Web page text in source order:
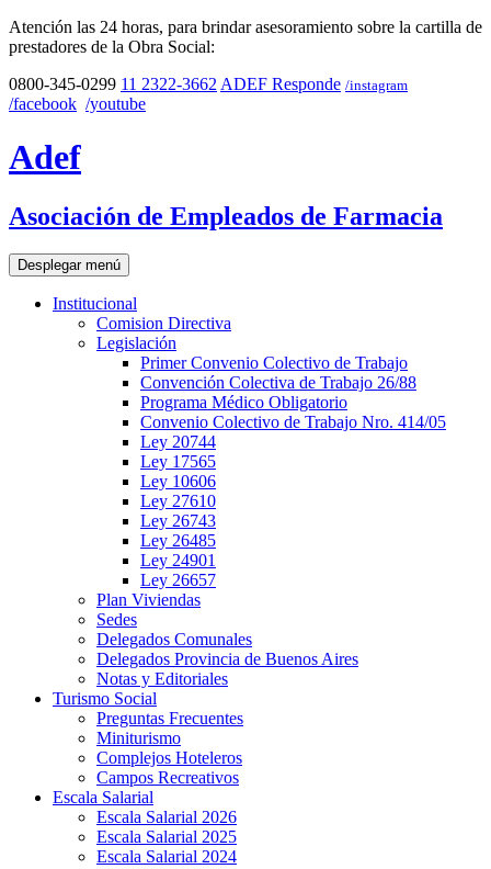
Atención las 24 horas, para brindar asesoramiento sobre la cartilla de
prestadores de la Obra Social:
0800-345-0299 11 2322-3662 ADEF Responde /instagram
/facebook /youtube
Adef
Asociación de Empleados de Farmacia
Desplegar menú
Institucional
Comision Directiva
Legislación
Primer Convenio Colectivo de Trabajo
Convención Colectiva de Trabajo 26/88
Programa Médico Obligatorio
Convenio Colectivo de Trabajo Nro. 414/05
Ley 20744
Ley 17565
Ley 10606
Ley 27610
Ley 26743
Ley 26485
Ley 24901
Ley 26657
Plan Viviendas
Sedes
Delegados Comunales
Delegados Provincia de Buenos Aires
Notas y Editoriales
Turismo Social
Preguntas Frecuentes
Miniturismo
Complejos Hoteleros
Campos Recreativos
Escala Salarial
Escala Salarial 2026
Escala Salarial 2025
Escala Salarial 2024